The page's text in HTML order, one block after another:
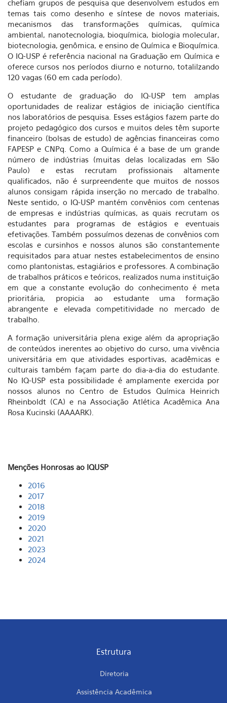
chefiam grupos de pesquisa que desenvolvem estudos em
temas tais como desenho e síntese de novos materiais,
mecanismos das transformações químicas, química
ambiental, nanotecnologia, bioquímica, biologia molecular,
biotecnologia, genômica, e ensino de Química e Bioquímica.
O IQ-USP é referência nacional na Graduação em Química e
oferece cursos nos períodos diurno e noturno, totalilzando
120 vagas (60 em cada período).
O estudante de graduação do IQ-USP tem amplas
oportunidades de realizar estágios de iniciação científica
nos laboratórios de pesquisa. Esses estágios fazem parte do
projeto pedagógico dos cursos e muitos deles têm suporte
financeiro (bolsas de estudo) de agências financeiras como
FAPESP e CNPq. Como a Química é a base de um grande
número de indústrias (muitas delas localizadas em São
Paulo) e estas recrutam profissionais altamente
qualificados, não é surpreendente que muitos de nossos
alunos consigam rápida inserção no mercado de trabalho.
Neste sentido, o IQ-USP mantém convênios com centenas
de empresas e indústrias químicas, as quais recrutam os
estudantes para programas de estágios e eventuais
efetivações. Também possuímos dezenas de convênios com
escolas e cursinhos e nossos alunos são constantemente
requisitados para atuar nestes estabelecimentos de ensino
como plantonistas, estagiários e professores. A combinação
de trabalhos práticos e teóricos, realizados numa instituição
em que a constante evolução do conhecimento é meta
prioritária, propicia ao estudante uma formação
abrangente e elevada competitividade no mercado de
trabalho.
A formação universitária plena exige além da apropriação
de conteúdos inerentes ao objetivo do curso, uma vivência
universitária em que atividades esportivas, acadêmicas e
culturais também façam parte do dia-a-dia do estudante.
No IQ-USP esta possibilidade é amplamente exercida por
nossos alunos no Centro de Estudos Química Heinrich
Rheinboldt (CA) e na Associação Atlética Acadêmica Ana
Rosa Kucinski (AAAARK).
Menções Honrosas ao IQUSP
2016
2017
2018
2019
2020
2021
2023
2024
Estrutura
Diretoria
Assistência Acadêmica